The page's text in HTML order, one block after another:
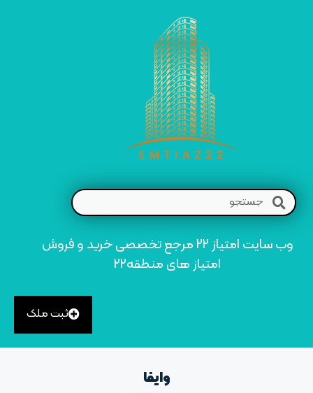
وب سایت امتیاز 22 مرجع تخصصی خرید و فروش
امتیاز های منطقه22
ثبت ملک
وایفا